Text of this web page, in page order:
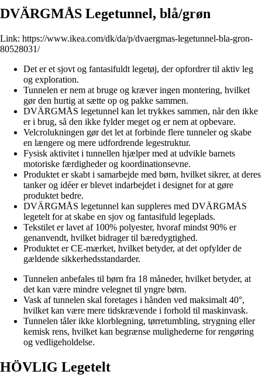
DVÄRGMÅS Legetunnel, blå/grøn
Link: https://www.ikea.com/dk/da/p/dvaergmas-legetunnel-bla-gron-
80528031/
Det er et sjovt og fantasifuldt legetøj, der opfordrer til aktiv leg
og exploration.
Tunnelen er nem at bruge og kræver ingen montering, hvilket
gør den hurtig at sætte op og pakke sammen.
DVÄRGMÅS legetunnel kan let trykkes sammen, når den ikke
er i brug, så den ikke fylder meget og er nem at opbevare.
Velcrolukningen gør det let at forbinde flere tunneler og skabe
en længere og mere udfordrende legestruktur.
Fysisk aktivitet i tunnellen hjælper med at udvikle barnets
motoriske færdigheder og koordinationsevne.
Produktet er skabt i samarbejde med børn, hvilket sikrer, at deres
tanker og idéer er blevet indarbejdet i designet for at gøre
produktet bedre.
DVÄRGMÅS legetunnel kan suppleres med DVÄRGMÅS
legetelt for at skabe en sjov og fantasifuld legeplads.
Tekstilet er lavet af 100% polyester, hvoraf mindst 90% er
genanvendt, hvilket bidrager til bæredygtighed.
Produktet er CE-mærket, hvilket betyder, at det opfylder de
gældende sikkerhedsstandarder.
Tunnelen anbefales til børn fra 18 måneder, hvilket betyder, at
det kan være mindre velegnet til yngre børn.
Vask af tunnelen skal foretages i hånden ved maksimalt 40°,
hvilket kan være mere tidskrævende i forhold til maskinvask.
Tunnelen tåler ikke klorblegning, tørretumbling, strygning eller
kemisk rens, hvilket kan begrænse mulighederne for rengøring
og vedligeholdelse.
HÖVLIG Legetelt